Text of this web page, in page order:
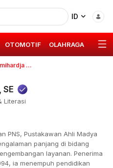
ID
OTOMOTIF OLAHRAGA GAYA
se
Literasi
PNS, Pustakawan Ahli Madya
panjang di bidang
layanan. Penerima
ia menempuh pendidikan